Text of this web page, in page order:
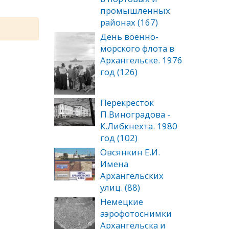
промышленных
районах (167)
День военно-
морского флота в
Архангельске. 1976
год (126)
Перекресток
П.Виноградова -
К.Либкнехта. 1980
год (102)
Овсянкин Е.И.
Имена
Архангельских
улиц. (88)
Немецкие
аэрофотоснимки
Архангельска и